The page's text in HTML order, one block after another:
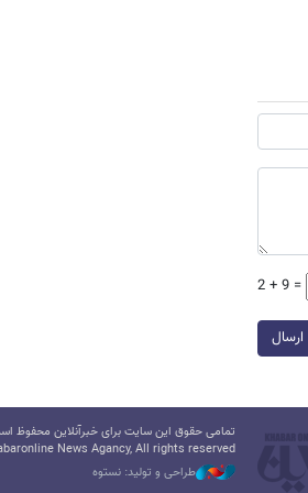
2 + 9 =
ارسال
تمامی حقوق این سایت برای خبرآنلاین محفوظ
News Agancy, All rights reserved
طراحی و تولید: نستوه